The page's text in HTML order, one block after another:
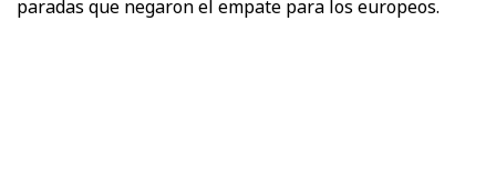
paradas que negaron el empate para los europeos.